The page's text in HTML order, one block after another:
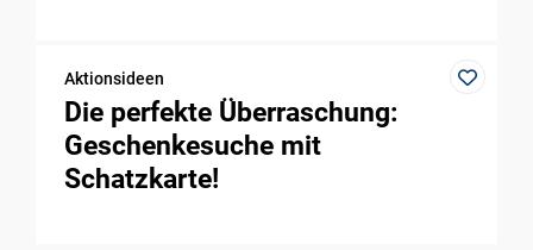
Aktionsideen
Die perfekte Überraschung:
Geschenkesuche mit
Schatzkarte!